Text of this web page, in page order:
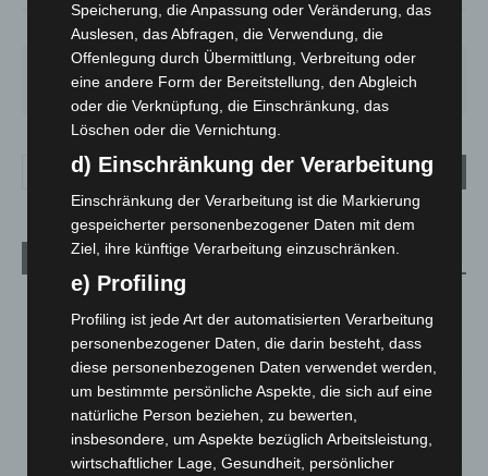
37% 5.4m/s 29%
DO.
28°
FR.
25°
SA.
27°
SO.
32°
MO.
35
Aktuelle Beiträge
Region Hannover: 21 neue Notfallsanitäter starten beim
Roten Kreuz
5. August 2026
Mann läuft mit Hockeyschläger über A7 – Polizei sucht
Zeugen
5. August 2026
Speicherung, die Anpassung oder Veränderung, das
Auslesen, das Abfragen, die Verwendung, die
Offenlegung durch Übermittlung, Verbreitung oder
eine andere Form der Bereitstellung, den Abgleich
oder die Verknüpfung, die Einschränkung, das
Löschen oder die Vernichtung.
d) Einschränkung der Verarbeitung
Einschränkung der Verarbeitung ist die Markierung
gespeicherter personenbezogener Daten mit dem
Ziel, ihre künftige Verarbeitung einzuschränken.
e) Profiling
Profiling ist jede Art der automatisierten Verarbeitung
personenbezogener Daten, die darin besteht, dass
diese personenbezogenen Daten verwendet werden,
um bestimmte persönliche Aspekte, die sich auf eine
natürliche Person beziehen, zu bewerten,
insbesondere, um Aspekte bezüglich Arbeitsleistung,
wirtschaftlicher Lage, Gesundheit, persönlicher